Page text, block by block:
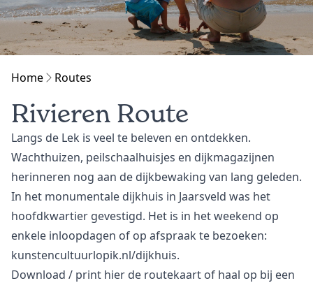
Home Routes
Rivieren Route
Langs de Lek is veel te beleven en ontdekken.
Wachthuizen, peilschaalhuisjes en dijkmagazijnen
herinneren nog aan de dijkbewaking van lang geleden.
In het monumentale dijkhuis in Jaarsveld was het
hoofdkwartier gevestigd. Het is in het weekend op
enkele inloopdagen of op afspraak te bezoeken:
kunstencultuurlopik.nl/dijkhuis.
Download / print hier de routekaart of haal op bij een